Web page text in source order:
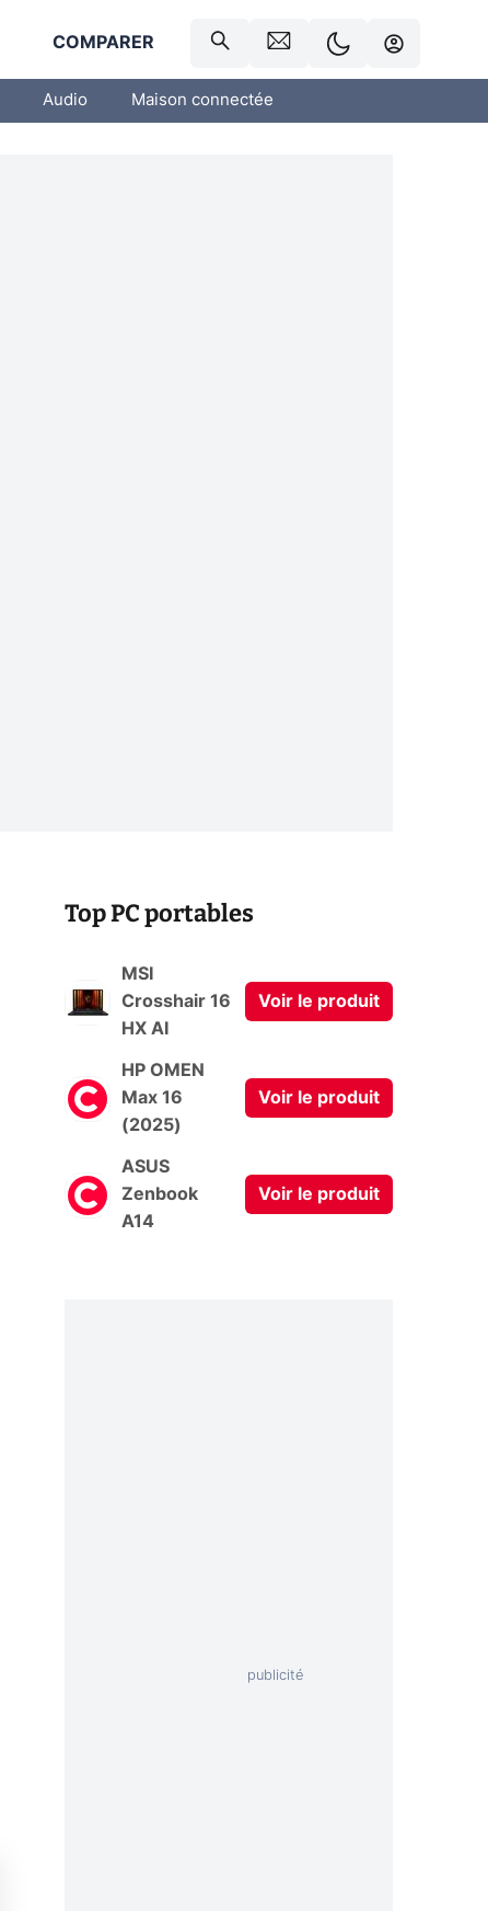
COMPARER
Audio Maison connectée
Top PC portables
MSI
Crosshair 16
HX AI
Voir le produit
HP OMEN
Max 16
(2025)
Voir le produit
ASUS
Zenbook
A14
Voir le produit